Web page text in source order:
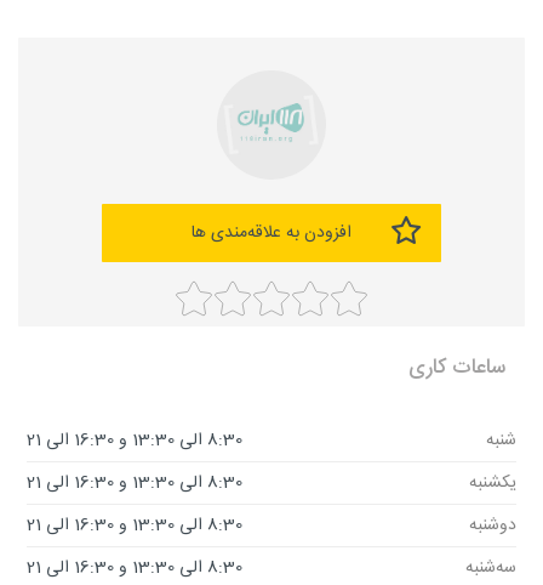
افزودن به علاقه‌مندی ها
ساعات کاری
شنبه
8:30 الی 13:30 و 16:30 الی 21
یکشنبه
8:30 الی 13:30 و 16:30 الی 21
دوشنبه
8:30 الی 13:30 و 16:30 الی 21
سه‌شنبه
8:30 الی 13:30 و 16:30 الی 21